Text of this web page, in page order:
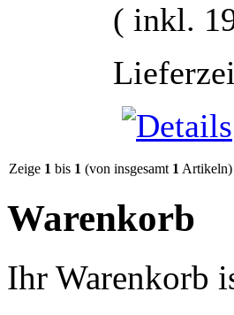
( inkl.
Zeige 1 bis 1 (von insgesamt 1 Artikeln)
Warenkorb
Ihr Warenkorb